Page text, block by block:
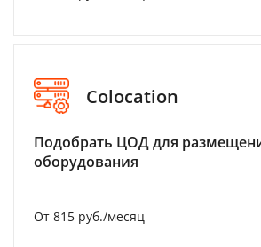
Colocation
Подобрать ЦОД для
оборудования
От 815 руб./месяц